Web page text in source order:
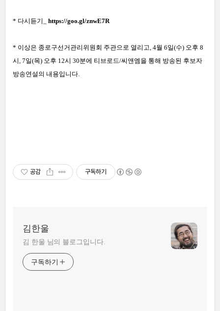
* 다시듣기_ https://goo.gl/znwE7R
* 이상은 종로구선거관리위원회 주관으로 열리고, 4월 6일(수) 오후 8
시, 7일(목) 오후 12시 30분에 티브로드/씨앤엠을 통해 방송된 후보자
방송연설의 내용입니다.
공감 구독하기
김한울
김 한울 님의 블로그입니다.
구독하기